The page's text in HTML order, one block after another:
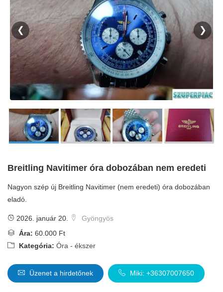
❮ ❯
Breitling Navitimer óra dobozában nem eredeti
Nagyon szép új Breitling Navitimer (nem eredeti) óra dobozában
eladó.
2026. január 20.
Gyöngyös
Ára: 60.000 Ft
Kategória: Óra - ékszer
Üzenet a hirdetőnek Miki: +36307007650